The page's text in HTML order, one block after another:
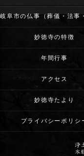
妙徳寺の特徴
年間行事
アクセス
妙徳寺たより
プライバシーポリシ